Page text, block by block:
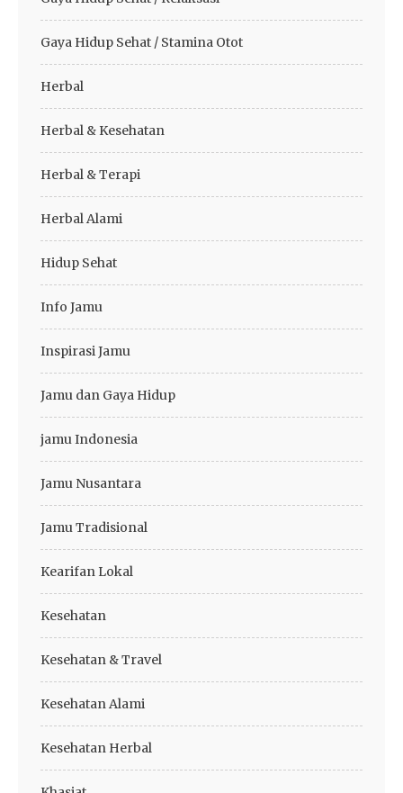
Gaya Hidup Sehat / Stamina Otot
Herbal
Herbal & Kesehatan
Herbal & Terapi
Herbal Alami
Hidup Sehat
Info Jamu
Inspirasi Jamu
Jamu dan Gaya Hidup
jamu Indonesia
Jamu Nusantara
Jamu Tradisional
Kearifan Lokal
Kesehatan
Kesehatan & Travel
Kesehatan Alami
Kesehatan Herbal